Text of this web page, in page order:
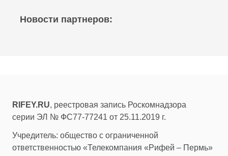
Новости партнеров:
RIFEY.RU, реестровая запись Роскомнадзора
серии ЭЛ № ФС77-77241 от 25.11.2019 г.
Учредитель: общество с ограниченной
ответственностью «Телекомпания «Рифей – Пермь»